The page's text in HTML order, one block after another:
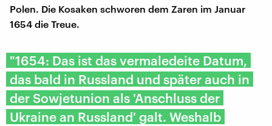
Polen. Die Kosaken schworen dem Zaren im Januar
1654 die Treue.
"1654: Das ist das vermaledeite Datum,
das bald in Russland und später auch in
der Sowjetunion als 'Anschluss der
Ukraine an Russland' galt. Weshalb